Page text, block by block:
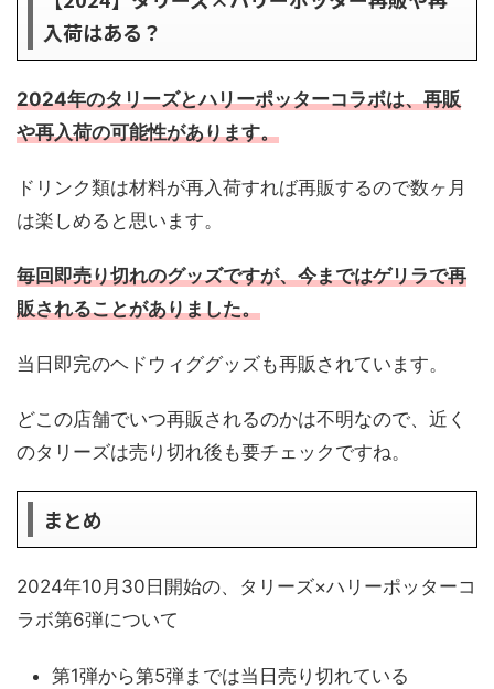
入荷はある？
2024年のタリーズとハリーポッターコラボは、再販
や再入荷の可能性があります。
ドリンク類は材料が再入荷すれば再販するので数ヶ月
は楽しめると思います。
毎回即売り切れのグッズですが、今まではゲリラで再
販されることがありました。
当日即完のヘドウィググッズも再販されています。
どこの店舗でいつ再販されるのかは不明なので、近く
のタリーズは売り切れ後も要チェックですね。
まとめ
2024年10月30日開始の、タリーズ×ハリーポッターコ
ラボ第6弾について
第1弾から第5弾までは当日売り切れている